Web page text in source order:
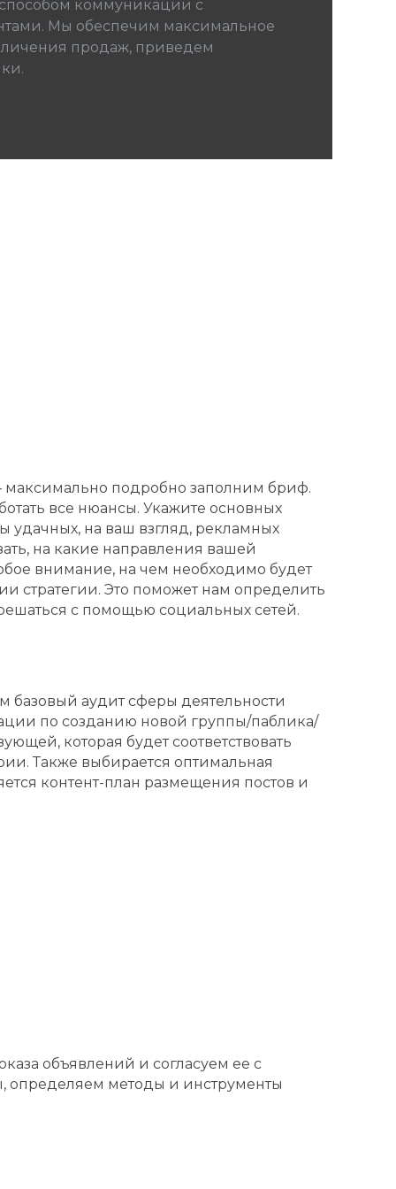
коммуникации с
Мы обеспечим максимальное
продаж, приведем
подробно заполним бриф.
все нюансы. Укажите основных
удачных, на ваш взгляд, рекламных
на какие направления вашей
внимание, на чем необходимо будет
стратегии. Это поможет нам определить
с помощью социальных сетей.
базовый аудит сферы деятельности
по созданию новой группы/паблика/
которая будет соответствовать
Также выбирается оптимальная
контент-план размещения постов и
объявлений и согласуем ее с
определяем методы и инструменты